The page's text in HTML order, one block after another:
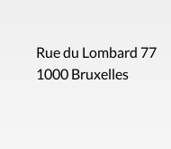
Rue du Lombard 77
1000 Bruxelles